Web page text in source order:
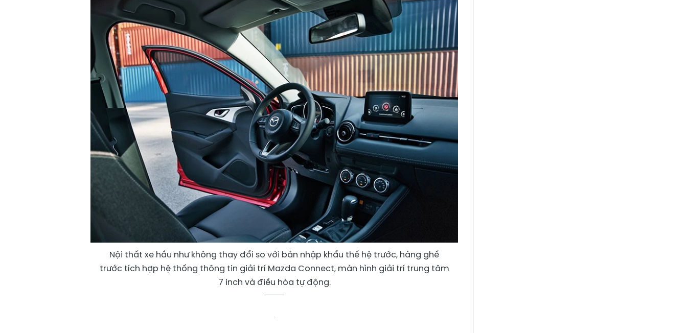
Nội thất xe hầu như không thay đổi so với bản nhập khẩu thế hệ trước, hàng ghế
trước tích hợp hệ thống thông tin giải trí Mazda Connect, màn hình giải trí trung tâm
7 inch và điều hòa tự động.